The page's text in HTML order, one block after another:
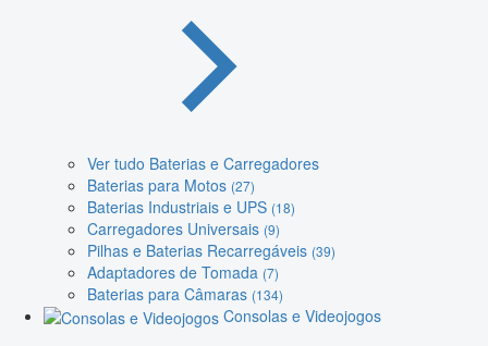
Ver tudo Baterias e Carregadores
Baterias para Motos (27)
Baterias Industriais e UPS (18)
Carregadores Universais (9)
Pilhas e Baterias Recarregáveis (39)
Adaptadores de Tomada (7)
Baterias para Câmaras (134)
Consolas e Videojogos